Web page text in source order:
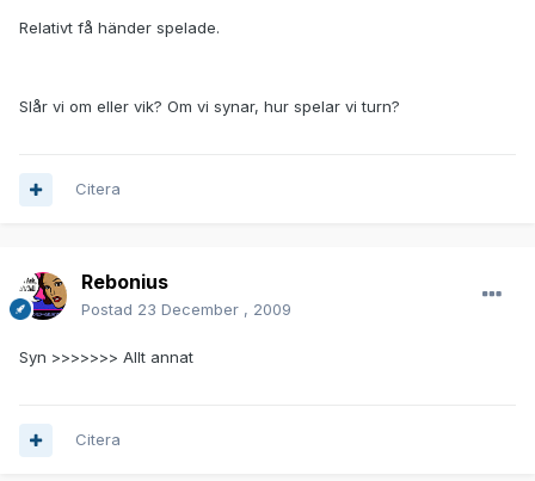
Relativt få händer spelade.
Slår vi om eller vik? Om vi synar, hur spelar vi turn?
Citera
Rebonius
Postad 23 December , 2009
Syn >>>>>>> Allt annat
Citera